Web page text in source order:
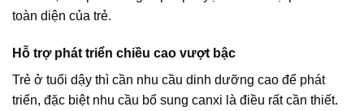
toàn diện của trẻ.
Hỗ trợ phát triển chiều cao vượt bậc
Trẻ ở tuổi dậy thì cần nhu cầu dinh dưỡng cao để phát
triển, đặc biệt nhu cầu bổ sung canxi là điều rất cần thiết.